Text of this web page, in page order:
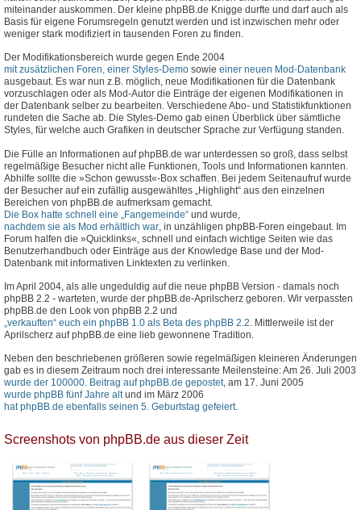
miteinander auskommen. Der kleine phpBB.de Knigge durfte und darf auch als
Basis für eigene Forumsregeln genutzt werden und ist inzwischen mehr oder
weniger stark modifiziert in tausenden Foren zu finden.
Der Modifikationsbereich wurde gegen Ende 2004
mit zusätzlichen Foren, einer Styles-Demo sowie einer neuen Mod-Datenbank
ausgebaut. Es war nun z.B. möglich, neue Modifikationen für die Datenbank
vorzuschlagen oder als Mod-Autor die Einträge der eigenen Modifikationen in
der Datenbank selber zu bearbeiten. Verschiedene Abo- und Statistikfunktionen
rundeten die Sache ab. Die Styles-Demo gab einen Überblick über sämtliche
Styles, für welche auch Grafiken in deutscher Sprache zur Verfügung standen.
Die Fülle an Informationen auf phpBB.de war unterdessen so groß, dass selbst
regelmäßige Besucher nicht alle Funktionen, Tools und Informationen kannten.
Abhilfe sollte die »Schon gewusst«-Box schaffen. Bei jedem Seitenaufruf wurde
der Besucher auf ein zufällig ausgewähltes „Highlight“ aus den einzelnen
Bereichen von phpBB.de aufmerksam gemacht.
Die Box hatte schnell eine „Fangemeinde“ und wurde,
nachdem sie als Mod erhältlich war , in unzähligen phpBB-Foren eingebaut. Im
Forum halfen die »Quicklinks«, schnell und einfach wichtige Seiten wie das
Benutzerhandbuch oder Einträge aus der Knowledge Base und der Mod-
Datenbank mit informativen Linktexten zu verlinken.
Im April 2004, als alle ungeduldig auf die neue phpBB Version - damals noch
phpBB 2.2 - warteten, wurde der phpBB.de-Aprilscherz geboren. Wir verpassten
phpBB.de den Look von phpBB 2.2 und
„verkauften“ euch ein phpBB 1.0 als Beta des phpBB 2.2. Mittlerweile ist der
Aprilscherz auf phpBB.de eine lieb gewonnene Tradition.
Neben den beschriebenen größeren sowie regelmäßigen kleineren Änderungen
gab es in diesem Zeitraum noch drei interessante Meilensteine: Am 26. Juli 2003
wurde der 100000. Beitrag auf phpBB.de gepostet, am 17. Juni 2005
wurde phpBB fünf Jahre altund im März 2006
hat phpBB.de ebenfalls seinen 5. Geburtstag gefeiert.
Screenshots von phpBB.de aus dieser Zeit